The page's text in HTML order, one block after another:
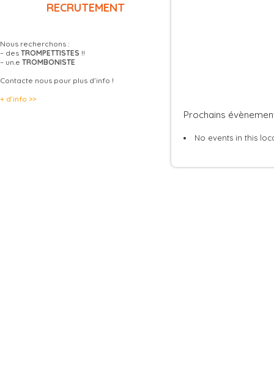
RECRUTEMENT
Nous recherchons :
– des TROMPETTISTES !!
– un.e TROMBONISTE
Contacte nous pour plus d’info !
+ d’info >>
Prochains
No events in this